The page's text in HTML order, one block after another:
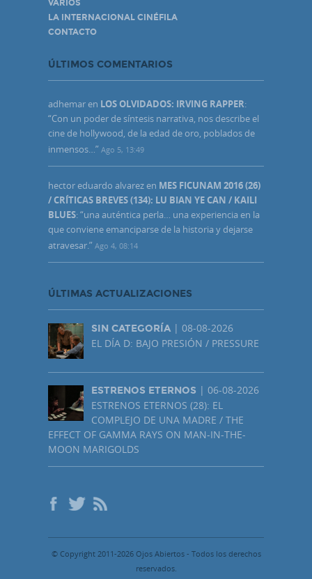
VARIOS
LA INTERNACIONAL CINÉFILA
CONTACTO
ÚLTIMOS COMENTARIOS
adhemar en LOS OLVIDADOS: IRVING RAPPER:
“Con un poder de síntesis narrativa, nos describe el
cine de hollywood, de la edad de oro, poblados de
inmensos…” Ago 5, 13:49
hector eduardo alvarez en MES FICUNAM 2016 (26)
/ CRÍTICAS BREVES (134): LU BIAN YE CAN / KAILI
BLUES: “una auténtica perla… una experiencia en la
que conviene emanciparse de la historia y dejarse
atravesar.” Ago 4, 08:14
ÚLTIMAS ACTUALIZACIONES
SIN CATEGORÍA | 08-08-2026
EL DÍA D: BAJO PRESIÓN / PRESSURE
ESTRENOS ETERNOS | 06-08-2026
ESTRENOS ETERNOS (28): EL
COMPLEJO DE UNA MADRE / THE
EFFECT OF GAMMA RAYS ON MAN-IN-THE-
MOON MARIGOLDS
© Copyright 2011-2026 Ojos Abiertos - Todos los derechos
reservados.